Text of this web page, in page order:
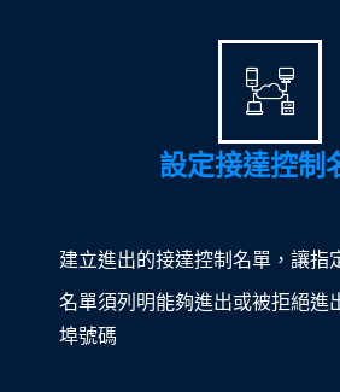
設定接達控制
建立進出的接達控制名單，讓指
名單須列明能夠進出或被拒絕進
埠號碼